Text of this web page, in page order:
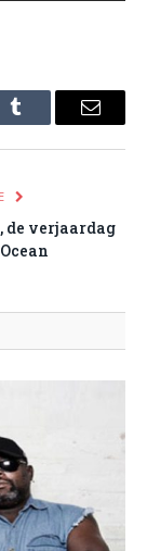
Tumblr Email
de verjaardag